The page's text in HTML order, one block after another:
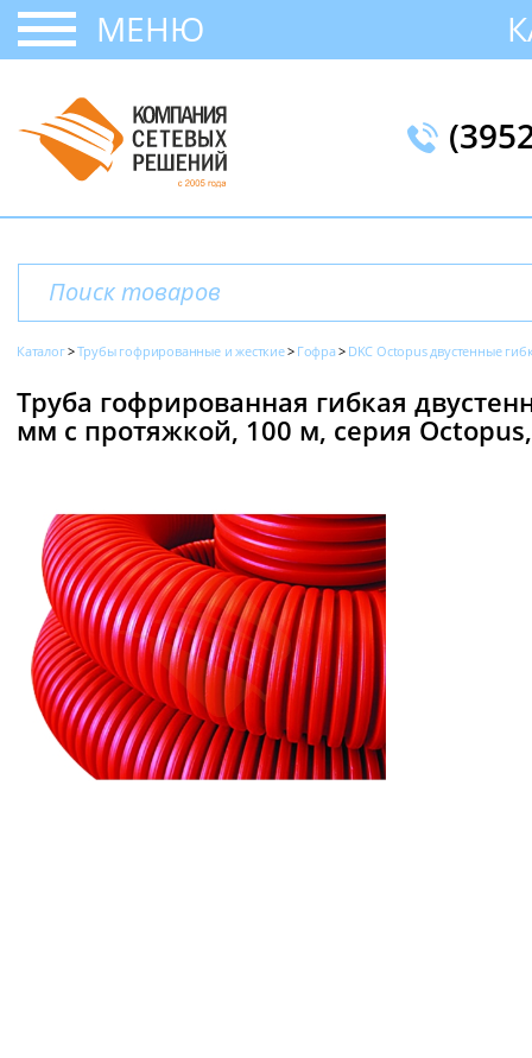
МЕНЮ
Каталог Трубы гофрированные и жесткие Гофра DKC Octopus двустенные
Труба гофрированная гибкая
мм с протяжкой, 100 м, серия